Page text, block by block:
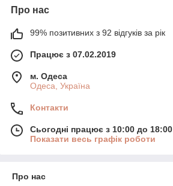
Про нас
99% позитивних з 92 відгуків за рік
Працює з 07.02.2019
м. Одеса
Одеса, Україна
Контакти
Сьогодні працює з 10:00 до 18:00
Показати весь графік роботи
Про нас